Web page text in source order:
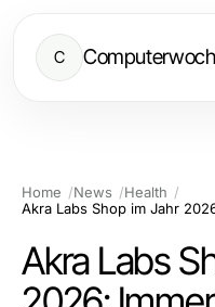
C
Home News
Health
Akra Labs